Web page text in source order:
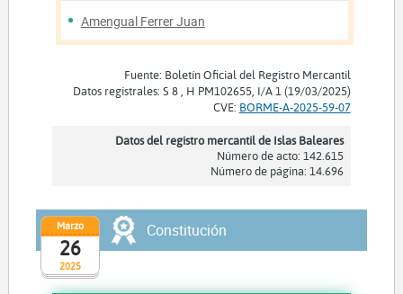
Amengual Ferrer Juan
Fuente: Boletín Oficial del Registro Mercantil
Datos registrales: S 8 , H PM102655, I/A 1 (19/03/2025)
CVE: BORME-A-2025-59-07
Datos del registro mercantil de Islas Baleares
Número de acto: 142.615
Número de página: 14.696
2025
Marzo
26
Constitución